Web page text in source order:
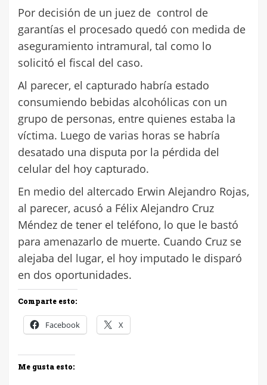
Por decisión de un juez de control de
garantías el procesado quedó con medida de
aseguramiento intramural, tal como lo
solicitó el fiscal del caso.
Al parecer, el capturado habría estado
consumiendo bebidas alcohólicas con un
grupo de personas, entre quienes estaba la
víctima. Luego de varias horas se habría
desatado una disputa por la pérdida del
celular del hoy capturado.
En medio del altercado Erwin Alejandro Rojas,
al parecer, acusó a Félix Alejandro Cruz
Méndez de tener el teléfono, lo que le bastó
para amenazarlo de muerte. Cuando Cruz se
alejaba del lugar, el hoy imputado le disparó
en dos oportunidades.
Comparte esto:
Facebook X
Me gusta esto: